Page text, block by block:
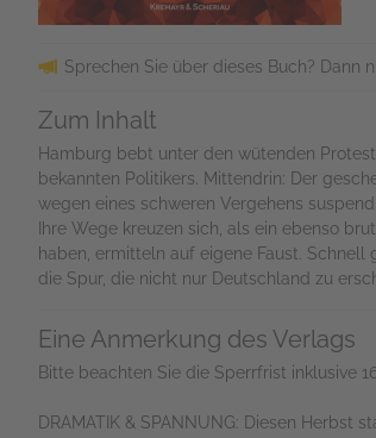
Sprechen Sie über dieses Buch? Dann
Zum Inhalt
Hamburg bebt unter den wütenden
bekannten Politikers. Mittendrin: Der
wegen eines schweren Vergehens
Ihre Wege kreuzen sich, als ein ebenso
haben, ermitteln auf eigene Faust.
die Spur, die nicht nur Deutschland zu
Eine Anmerkung des Verlags
Bitte beachten Sie die Sperrfrist inklusive
DRAMATIK & SPANNUNG: Diesen Herbst